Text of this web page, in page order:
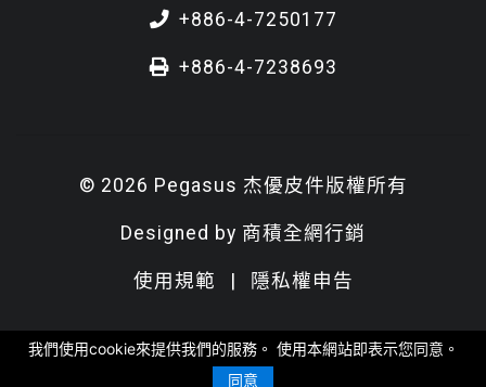
+886-4-7250177
+886-4-7238693
© 2026 Pegasus 杰優皮件版權所有
Designed by 商積全網行銷
使用規範 | 隱私權申告
我們使用cookie來提供我們的服務。 使用本網站即表示您同意。
同意